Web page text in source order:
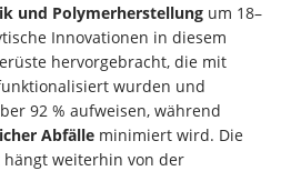
und Polymerherstellung um 18–
Innovationen in diesem
hervorgebracht, die mit
wurden und
92 % aufweisen, während
Abfälle minimiert wird. Die
weiterhin von der